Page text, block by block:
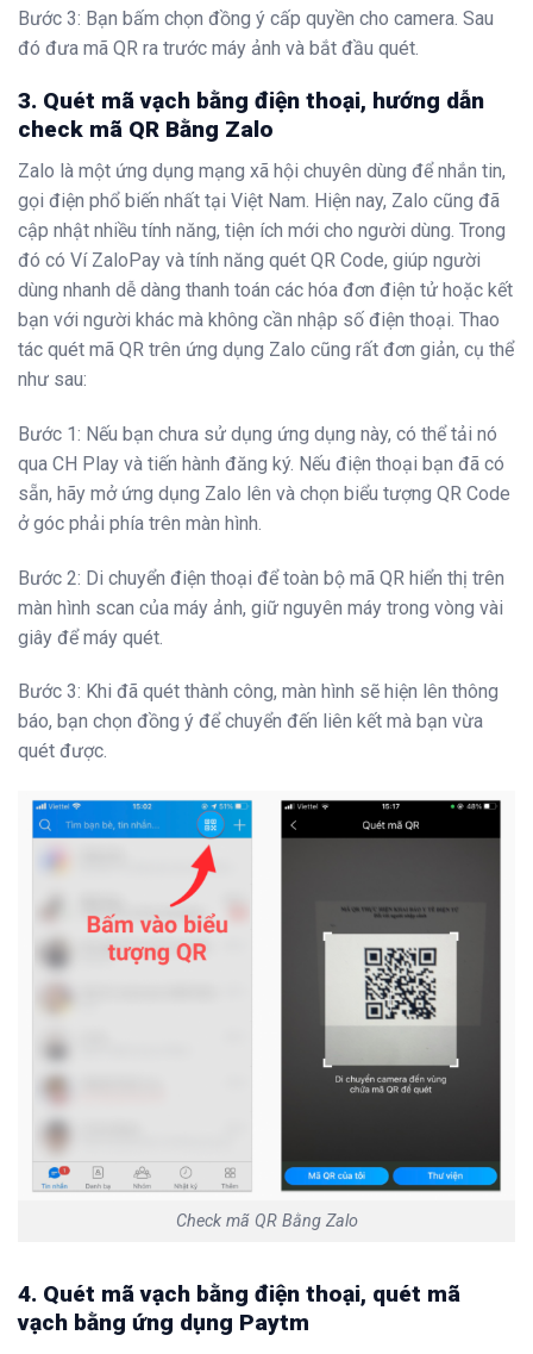
Bước 3: Bạn bấm chọn đồng ý cấp quyền cho camera. Sau
đó đưa mã QR ra trước máy ảnh và bắt đầu quét.
3. Quét mã vạch bằng điện thoại, hướng dẫn
check mã QR Bằng Zalo
Zalo là một ứng dụng mạng xã hội chuyên dùng để nhắn tin,
gọi điện phổ biến nhất tại Việt Nam. Hiện nay, Zalo cũng đã
cập nhật nhiều tính năng, tiện ích mới cho người dùng. Trong
đó có Ví ZaloPay và tính năng quét QR Code, giúp người
dùng nhanh dễ dàng thanh toán các hóa đơn điện tử hoặc kết
bạn với người khác mà không cần nhập số điện thoại. Thao
tác quét mã QR trên ứng dụng Zalo cũng rất đơn giản, cụ thể
như sau:
Bước 1: Nếu bạn chưa sử dụng ứng dụng này, có thể tải nó
qua CH Play và tiến hành đăng ký. Nếu điện thoại bạn đã có
sẵn, hãy mở ứng dụng Zalo lên và chọn biểu tượng QR Code
ở góc phải phía trên màn hình.
Bước 2: Di chuyển điện thoại để toàn bộ mã QR hiển thị trên
màn hình scan của máy ảnh, giữ nguyên máy trong vòng vài
giây để máy quét.
Bước 3: Khi đã quét thành công, màn hình sẽ hiện lên thông
báo, bạn chọn đồng ý để chuyển đến liên kết mà bạn vừa
quét được.
Check mã QR Bằng Zalo
4. Quét mã vạch bằng điện thoại, quét mã
vạch bằng ứng dụng Paytm